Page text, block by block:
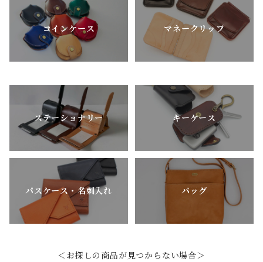
コインケース マネークリップ
ステーショナリー キーケース
パスケース・名刺入れ バッグ
＜お探しの商品が見つからない場合＞